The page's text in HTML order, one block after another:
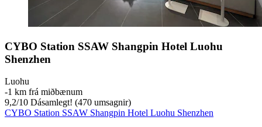
CYBO Station SSAW Shangpin Hotel Luohu
Shenzhen
Luohu
‐1 km frá miðbænum
9,2/10 Dásamlegt! (470 umsagnir)
CYBO Station SSAW Shangpin Hotel Luohu Shenzhen